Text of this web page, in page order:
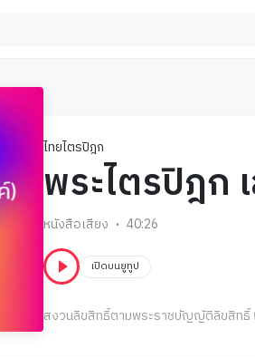
ไทยไตรปิฎก
พระไตรปิฎก
หนังสือเสียง 40:26
เปิดบนยูทูป
สงวนลิขสิทธิ์ตามพระราชบัญญัติลิขสิท